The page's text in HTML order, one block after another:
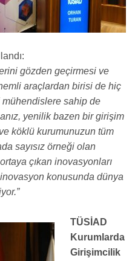
gözden geçirmesi ve
araçlardan birisi de hiç
sahip de
yenilik bazen bir girişim
köklü kurumunuzun tüm
sayısız örneği olan
çıkan inovasyonları
inovasyon konusunda dünya
TÜSİAD
Kurumlarda
Girişimcilik